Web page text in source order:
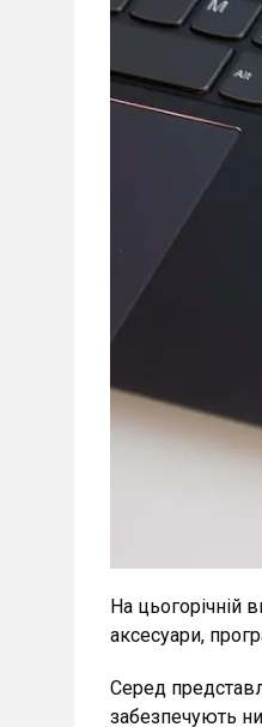
На цьогорічній
аксесуари,
Серед
забезпечують